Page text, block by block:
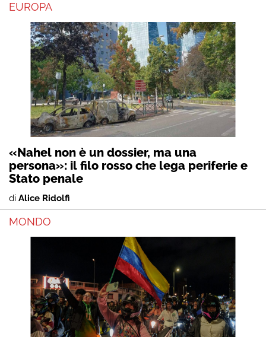
EUROPA
«Nahel non è un dossier, ma una
persona»: il filo rosso che lega periferie e
Stato penale
di Alice Ridolfi
MONDO